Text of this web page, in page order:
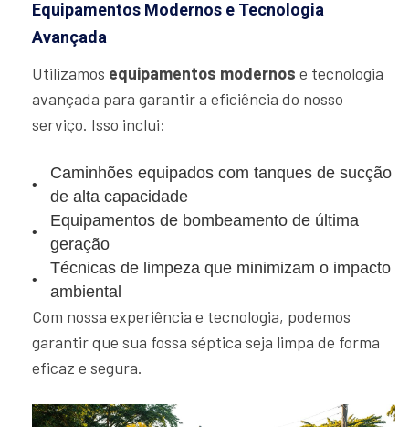
Equipamentos Modernos e Tecnologia
Avançada
Utilizamos equipamentos modernos e tecnologia
avançada para garantir a eficiência do nosso
serviço. Isso inclui:
Caminhões equipados com tanques de sucção
de alta capacidade
Equipamentos de bombeamento de última
geração
Técnicas de limpeza que minimizam o impacto
ambiental
Com nossa experiência e tecnologia, podemos
garantir que sua fossa séptica seja limpa de forma
eficaz e segura.